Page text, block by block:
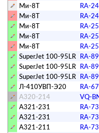
Ми-8Т
RA-
Ми-8Т
RA-
Ми-8Т
RA-
Ми-8Т
RA-
Ми-8Т
RA-
SuperJet 100-95LR RA-
SuperJet 100-95LR RA-
SuperJet 100-95LR RA-
Л-410УВП-Э20
RA-
A320-214
VQ-
A321-231
RA-
A321-231
RA-
A321-211
RA-